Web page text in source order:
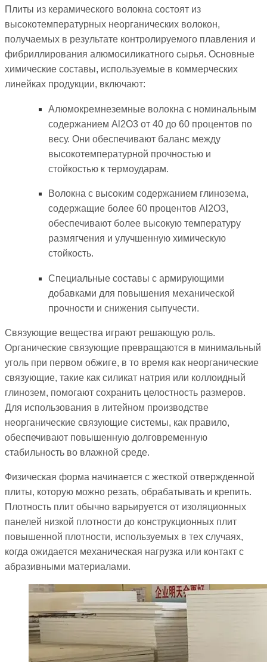
Плиты из керамического волокна состоят из
высокотемпературных неорганических волокон,
получаемых в результате контролируемого плавления и
фибриллирования алюмосиликатного сырья. Основные
химические составы, используемые в коммерческих
линейках продукции, включают:
Алюмокремнеземные волокна с номинальным
содержанием Al2O3 от 40 до 60 процентов по
весу. Они обеспечивают баланс между
высокотемпературной прочностью и
стойкостью к термоударам.
Волокна с высоким содержанием глинозема,
содержащие более 60 процентов Al2O3,
обеспечивают более высокую температуру
размягчения и улучшенную химическую
стойкость.
Специальные составы с армирующими
добавками для повышения механической
прочности и снижения сыпучести.
Связующие вещества играют решающую роль.
Органические связующие превращаются в минимальный
уголь при первом обжиге, в то время как неорганические
связующие, такие как силикат натрия или коллоидный
глинозем, помогают сохранить целостность размеров.
Для использования в литейном производстве
неорганические связующие системы, как правило,
обеспечивают повышенную долговременную
стабильность во влажной среде.
Физическая форма начинается с жесткой отвержденной
плиты, которую можно резать, обрабатывать и крепить.
Плотность плит обычно варьируется от изоляционных
панелей низкой плотности до конструкционных плит
повышенной плотности, используемых в тех случаях,
когда ожидается механическая нагрузка или контакт с
абразивными материалами.